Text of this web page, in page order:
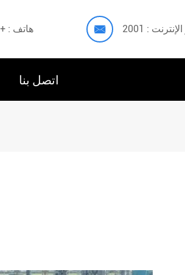
هاتف : +86-13092919327 
اتصل بنا